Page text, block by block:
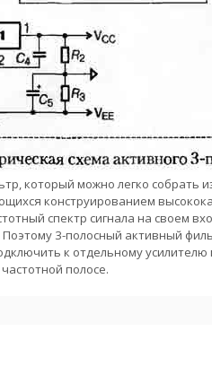
который можно легко собрать
конструированием
спектр сигнала на своем
Поэтому 3-полосный активный
к отдельному
полосе.